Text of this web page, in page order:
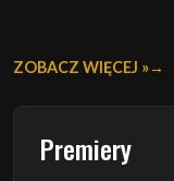
ZOBACZ WIĘCEJ »
Premiery